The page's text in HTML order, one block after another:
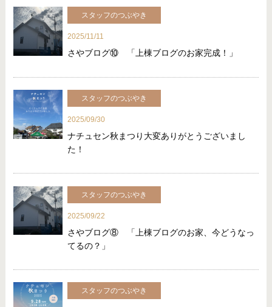
スタッフのつぶやき
2025/11/11
さやブログ⑩ 「上棟ブログのお家完成！」
スタッフのつぶやき
2025/09/30
ナチュセン秋まつり大変ありがとうございまし
た！
スタッフのつぶやき
2025/09/22
さやブログ⑧ 「上棟ブログのお家、今どうなっ
てるの？」
スタッフのつぶやき